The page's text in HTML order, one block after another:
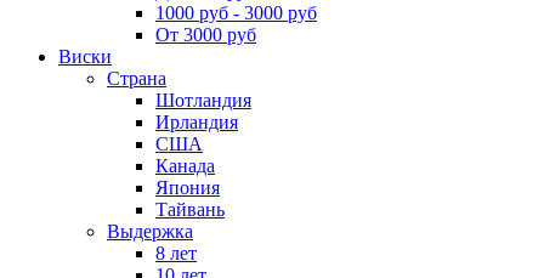
1000 руб - 3000 руб
От 3000 руб
Виски
Страна
Шотландия
Ирландия
США
Канада
Япония
Тайвань
Выдержка
8 лет